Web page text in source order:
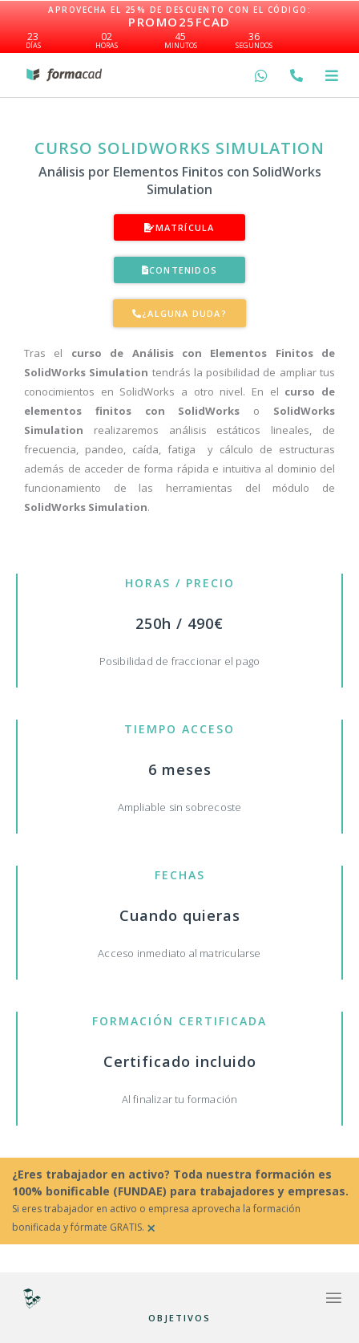
contenido
APROVECHA EL 25% DE DESCUENTO CON EL CÓDIGO:
PROMO25FCAD
23
DÍAS
02
HORAS
45
MINUTOS
36
SEGUNDOS
CURSO SOLIDWORKS SIMULATION
Análisis por Elementos Finitos con SolidWorks
Simulation
MATRÍCULA
CONTENIDOS
¿ALGUNA DUDA?
Tras el curso de Análisis con Elementos Finitos de
SolidWorks Simulation tendrás la posibilidad de ampliar tus
conocimientos en SolidWorks a otro nivel. En el curso de
elementos finitos con SolidWorks o SolidWorks
Simulation realizaremos análisis estáticos lineales, de
frecuencia, pandeo, caída, fatiga y cálculo de estructuras
además de acceder de forma rápida e intuitiva al dominio del
funcionamiento de las herramientas del módulo de
SolidWorks Simulation.
HORAS / PRECIO
250h / 490€
Posibilidad de fraccionar el pago
TIEMPO ACCESO
6 meses
Ampliable sin sobrecoste
FECHAS
Cuando quieras
Acceso inmediato al matricularse
FORMACIÓN CERTIFICADA
Certificado incluido
Al finalizar tu formación
¿Eres trabajador en activo? Toda nuestra formación es
100% bonificable (FUNDAE) para trabajadores y empresas.
Si eres trabajador en activo o empresa aprovecha la formación
bonificada y fórmate GRATIS. ×
OBJETIVOS